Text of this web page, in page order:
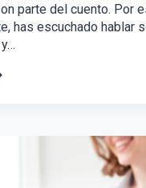
parte del cuento. Por
has escuchado hablar